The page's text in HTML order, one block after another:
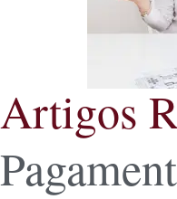
Artigos